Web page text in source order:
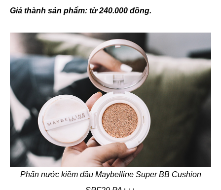
Giá thành sản phẩm: từ 240.000 đồng.
Phấn nước kiềm dầu Maybelline Super BB Cushion